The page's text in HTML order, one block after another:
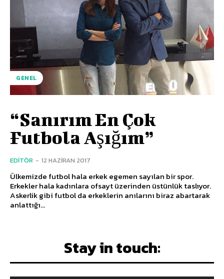
GENEL
“Sanırım En Çok
Futbola Aşığım”
EDITÖR - 12 HAZIRAN 2017
Ülkemizde futbol hala erkek egemen sayılan bir spor.
Erkekler hala kadınlara ofsayt üzerinden üstünlük taslıyor.
Askerlik gibi futbol da erkeklerin anılarını biraz abartarak
anlattığı...
Stay in touch: